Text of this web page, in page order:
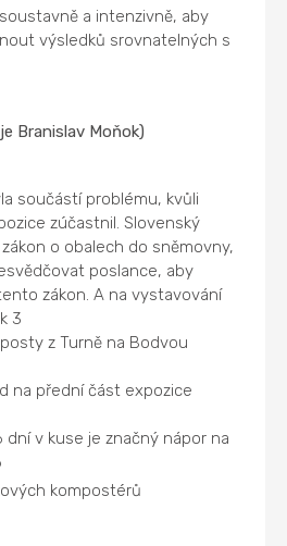
a intenzivně, aby
výsledků srovnatelných s
Branislav Moňok)
součástí problému, kvůli
zúčastnil. Slovenský
o obalech do sněmovny,
poslance, aby
zákon. A na vystavování
z Turně na Bodvou
na přední část expozice
dní v kuse je značný nápor na
kompostérů